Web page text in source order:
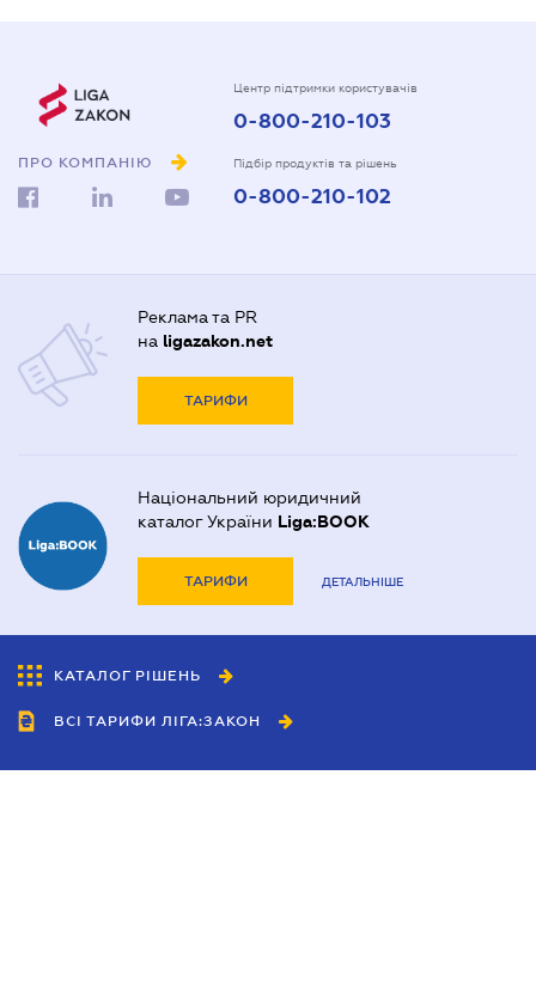
ПРО КОМПАНІЮ
Центр підтримки користувачів
0-800-210-103
Підбір продуктів та рішень
0-800-210-102
Реклама та PR
на ligazakon.net
ТАРИФИ
Національний юридичний
каталог України Liga:BOOK
ТАРИФИ ДЕТАЛЬНІШЕ
КАТАЛОГ РІШЕНЬ
ВСІ ТАРИФИ ЛІГА:ЗАКОН